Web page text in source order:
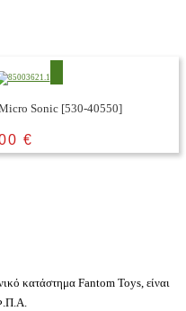
Sonic [530-40550]
€
κατάστημα Fantom Toys, είναι